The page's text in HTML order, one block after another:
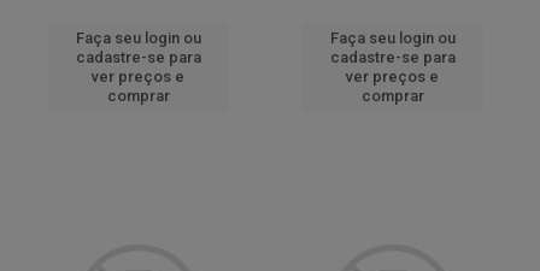
Faça seu login ou
cadastre-se para
ver preços e
comprar
Faça seu login ou
cadastre-se para
ver preços e
comprar